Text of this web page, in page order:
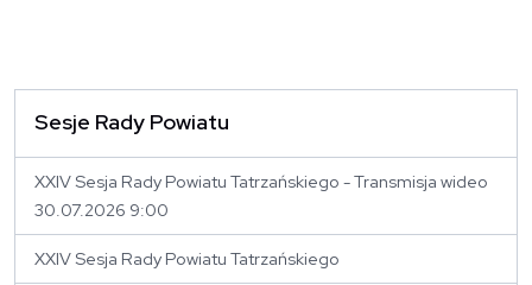
Sesje Rady Powiatu
XXIV Sesja Rady Powiatu Tatrzańskiego - Transmisja wideo
30.07.2026 9:00
XXIV Sesja Rady Powiatu Tatrzańskiego